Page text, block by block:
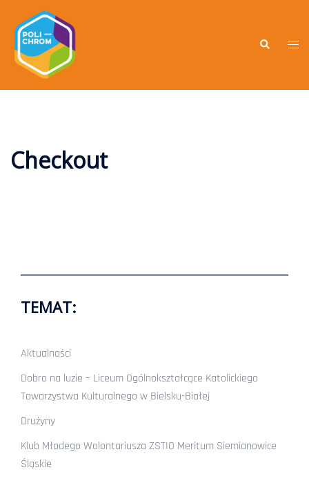
Checkout
TEMAT:
Aktualności
Dobro na luzie – Liceum Ogólnokształcące Katolickiego
Towarzystwa Kulturalnego w Bielsku-Białej
Drużyny
Klub Młodego Wolontariusza ZSTIO Meritum Siemianowice
Śląskie